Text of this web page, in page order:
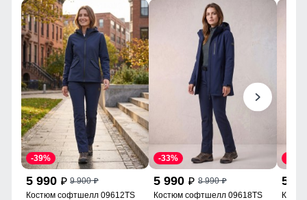
5 990 p 9 900p
-39%
Костюм софтшелл 09612TS
5 990 p 8 990p
-33%
Костюм софтшелл 09618TS
5